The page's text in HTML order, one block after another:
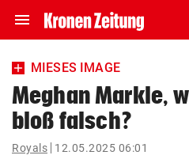
menu Navigation
ein-/ausklappen
account_circle Anmelden
MIESES IMAGE
Meghan Markle,
bloß falsch?
Royals 12.05.2025 06:01